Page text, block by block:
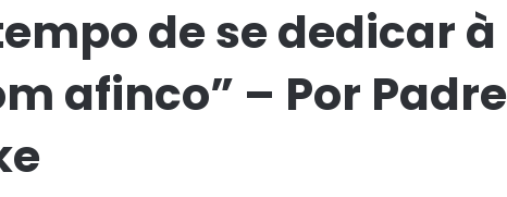
de se dedicar à
afinco” – Por Padre